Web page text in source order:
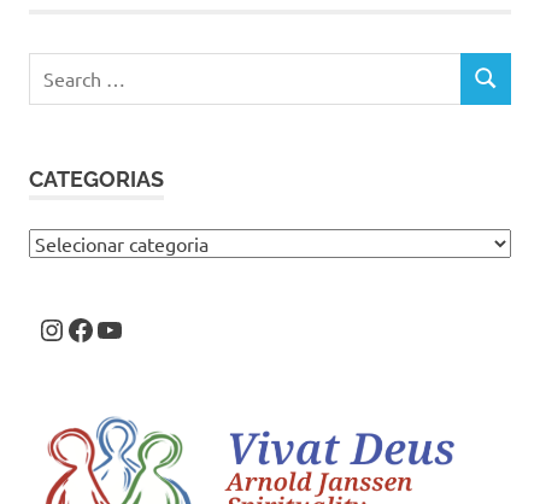
SEARCH
CATEGORIAS
Categorias
Instagram
Facebook
Youtube